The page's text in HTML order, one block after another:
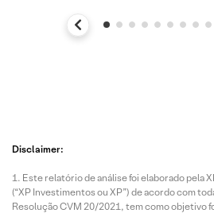
Disclaimer:
Este relatório de análise foi elaborado pela
(“XP Investimentos ou XP”) de acordo com
Resolução CVM 20/2021, tem como objetivo